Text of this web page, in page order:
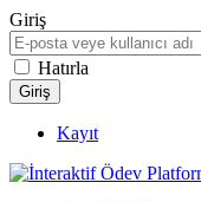
Giriş
Hatırla
Kayıt